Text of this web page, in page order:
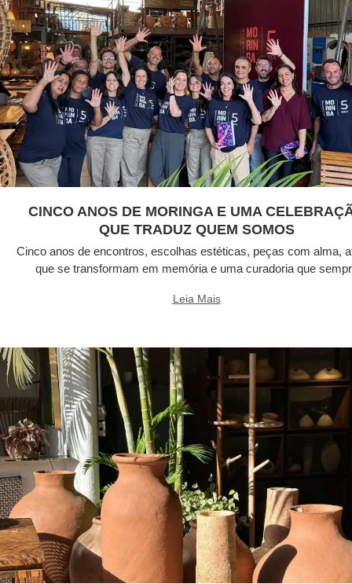
CINCO ANOS DE MORINGA E UMA
QUE TRADUZ QUEM SOMOS
Cinco anos de encontros, escolhas estéticas, peças com alma,
que se transformam em memória e uma curadoria que
Leia Mais